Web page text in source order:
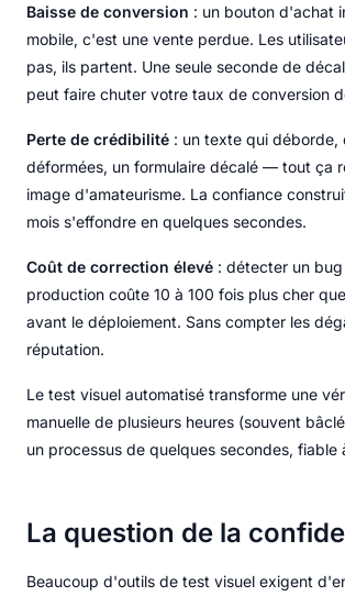
Baisse de conversion : un bouton d'achat
mobile, c'est une vente perdue. Les
pas, ils partent. Une seule seconde de
peut faire chuter votre taux de conversion
Perte de crédibilité : un texte qui déborde,
déformées, un formulaire décalé — tout ça
image d'amateurisme. La confiance
mois s'effondre en quelques secondes.
Coût de correction élevé : détecter un
production coûte 10 à 100 fois plus cher
avant le déploiement. Sans compter les
réputation.
Le test visuel automatisé transforme une
manuelle de plusieurs heures (souvent
un processus de quelques secondes, fiable
La question de la
Beaucoup d'outils de test visuel exigent